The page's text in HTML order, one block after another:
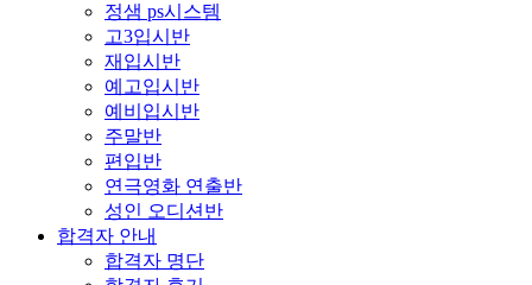
정샘 ps시스템
고3입시반
재입시반
예고입시반
예비입시반
주말반
편입반
연극영화 연출반
성인 오디션반
합격자 안내
합격자 명단